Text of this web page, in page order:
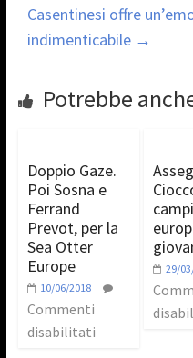
Casentinesi offre
indimenticabile →
Potrebbe
Doppio Gaze.
Poi Sosna e
Ferrand
Prevot, per la
Sea Otter
Europe
10/06/2018
Commenti
disabilitati
29/